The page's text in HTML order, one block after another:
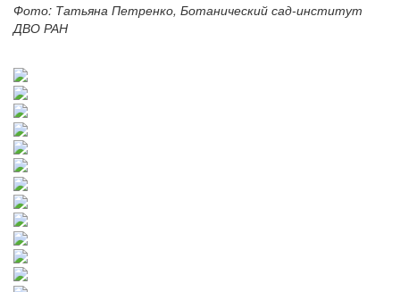
Фото: Татьяна Петренко, Ботанический сад-институт
ДВО РАН